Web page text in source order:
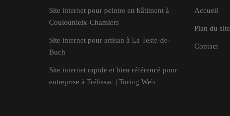
Site internet pour peintre en bâtiment à
Coulounieix-Chamiers
Site internet pour artisan à La Teste-de-
Buch
Site internet rapide et bien référencé pour
entreprise à Trélissac | Turing Web
Accueil
Plan du site
Contact